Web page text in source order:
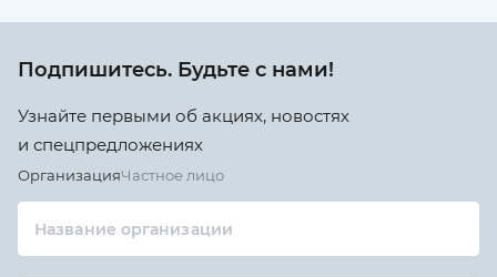
Подпишитесь. Будьте с нами!
Узнайте первыми об акциях, новостях
и спецпредложениях
ОрганизацияЧастное лицо
Название организации